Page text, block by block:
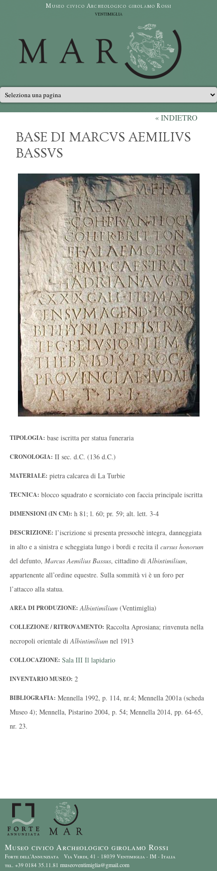
Salta al contenuto principaleMuseo civico Archeologico girolamo Rossi
ventimiglia
Menu principale « INDIETRO
BASE DI MARCVS AEMILIVS
BASSVS
TIPOLOGIA: base iscritta per statua funeraria
CRONOLOGIA: II sec. d.C. (136 d.C.)
MATERIALE: pietra calcarea di La Turbie
TECNICA: blocco squadrato e scorniciato con faccia principale iscritta
DIMENSIONI (IN CM): h 81; l. 60; pr. 59; alt. lett. 3-4
DESCRIZIONE: l’iscrizione si presenta pressochè integra, danneggiata
in alto e a sinistra e scheggiata lungo i bordi e recita il cursus honorum
del defunto, Marcus Aemilius Bassus, cittadino diAlbintimilium,
appartenente all’ordine equestre. Sulla sommità vi è un foro per
l’attacco alla statua.
AREA DI PRODUZIONE: Albintimilium (Ventimiglia)
COLLEZIONE / RITROVAMENTO: Raccolta Aprosiana; rinvenuta nella
necropoli orientale diAlbintimilium nel 1913
COLLOCAZIONE: Sala III Il lapidario
INVENTARIO MUSEO: 2
BIBLIOGRAFIA: Mennella 1992, p. 114, nr.4; Mennella 2001a (scheda
Museo 4); Mennella, Pistarino 2004, p. 54; Mennella 2014, pp. 64-65,
nr. 23.
Museo civico Archeologico girolamo Rossi
Forte dell'Annunziata Via Verdi, 41 - 18039 Ventimiglia - IM - Italia
tel. +39 0184 35.11.81 museoventimiglia@gmail.com